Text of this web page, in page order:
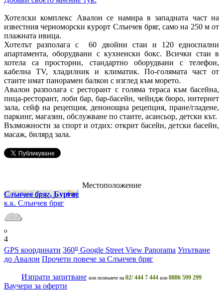
Хотелски комплекс Авалон се намира в западната част на
известния черноморски курорт Слънчев бряг, само на 250 м от
плажната ивица.
Хотелът разполага с 60 двойни стаи и 120 едноспални
апартамента, оборудвани с кухненски бокс. Всички стаи в
хотела са просторни, стандартно оборудвани с телефон,
кабелна ТV, хладилник и климатик. По-голямата част от
стаите имат панорамен балкон с изглед към морето.
Авалон разполага с ресторант с голяма тераса към басейна,
пица-ресторант, лоби бар, бар-басейн, чейндж бюро, интернет
зала, сейф на рецепция, денонощна рецепция, пране/гладене,
паркинг, магазин, обслужване по стаите, асансьор, детски кът.
Възможности за спорт и отдих: открит басейн, детски басейн,
масаж, билярд зала.
Местоположение
Слънчев бряг, Бургас
к.к. Слънчев бряг
o
4
GPS координати 360o Google Street View Panorama Упътване
до Авалон Прочети повече за Слънчев бряг
Изпрати запитване или позвънете на 02/ 444 7 444 или 0886 599 299
Ваучери за оферти